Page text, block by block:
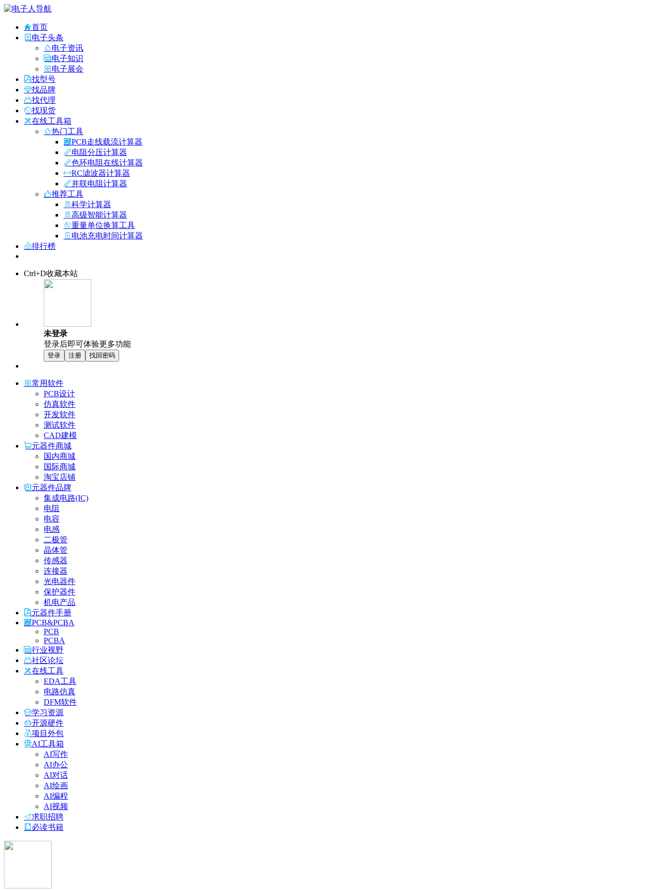
首页
电子头条
电子资讯
电子知识
电子展会
找型号
找品牌
找代理
找现货
在线工具箱
热门工具
PCB走线载流计算器
电阻分压计算器
色环电阻在线计算器
RC滤波器计算器
并联电阻计算器
推荐工具
科学计算器
高级智能计算器
重量单位换算工具
电池充电时间计算器
排行榜
Ctrl+D收藏本站
未登录
登录后即可体验更多功能
登录 注册 找回密码
常用软件
PCB设计
仿真软件
开发软件
测试软件
CAD建模
元器件商城
国内商城
国际商城
淘宝店铺
元器件品牌
集成电路(IC)
电阻
电容
电感
二极管
晶体管
传感器
连接器
光电器件
保护器件
机电产品
元器件手册
PCB&PCBA
PCB
PCBA
行业视野
社区论坛
在线工具
EDA工具
电路仿真
DFM软件
学习资源
开源硬件
项目外包
AI工具箱
AI写作
AI办公
AI对话
AI绘画
AI编程
AI视频
求职招聘
必读书籍